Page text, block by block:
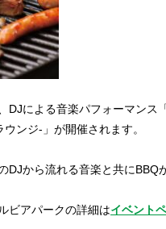
DJによる音楽パフォーマンス
ンジ-」が開催されます。
DJから流れる音楽と共にBBQ
ビアパークの詳細はイベント